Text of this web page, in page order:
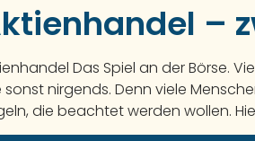
–
Das Spiel an der Börse.
sonst nirgends. Denn viele
die beachtet werden wollen.